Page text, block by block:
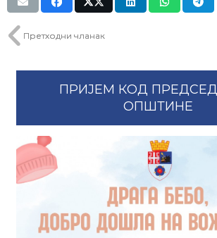
Претходни чланак
ПРИЈЕМ КОД
ОПШТИНЕ